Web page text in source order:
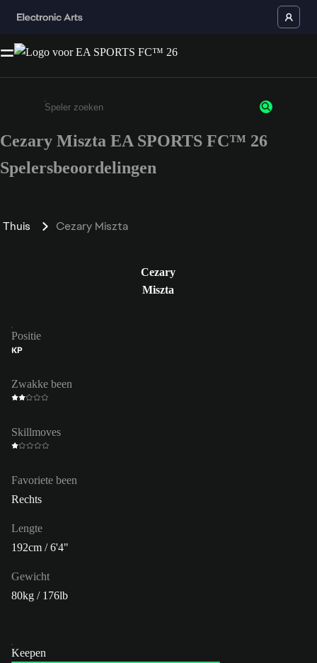
Enter a minimum of 3 characters or numbers
Cezary Miszta EA SPORTS FC™ 26
Spelersbeoordelingen
Thuis Cezary Miszta
Cezary
Miszta
Positie
KP
Zwakke been
Skillmoves
Favoriete been
Rechts
Lengte
192cm / 6'4"
Gewicht
80kg / 176lb
Keepen